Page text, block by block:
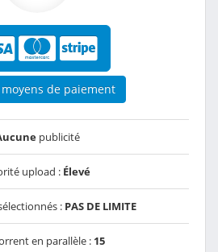
de paiement
publicité
upload : Élevé
: PAS DE LIMITE
en parallèle : 15